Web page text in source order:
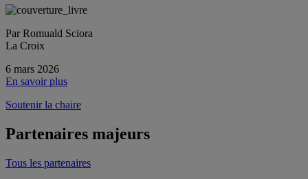
Par Romuald Sciora
La Croix
6 mars 2026
En savoir plus
Soutenir la chaire
Partenaires majeurs
Tous les partenaires